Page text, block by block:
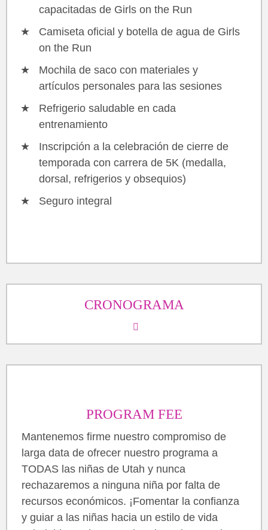
capacitadas de Girls on the Run
Camiseta oficial y botella de agua de Girls
on the Run
Mochila de saco con materiales y
artículos personales para las sesiones
Refrigerio saludable en cada
entrenamiento
Inscripción a la celebración de cierre de
temporada con carrera de 5K (medalla,
dorsal, refrigerios y obsequios)
Seguro integral
CRONOGRAMA
PROGRAM FEE
Mantenemos firme nuestro compromiso de
larga data de ofrecer nuestro programa a
TODAS las niñas de Utah y nunca
rechazaremos a ninguna niña por falta de
recursos económicos. ¡Fomentar la confianza
y guiar a las niñas hacia un estilo de vida